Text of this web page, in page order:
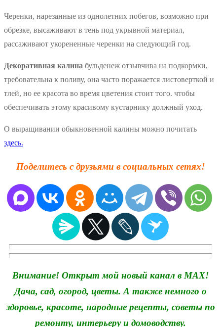
Черенки, нарезанные из однолетних побегов, возможно при
обрезке, высаживают в тень под укрывной материал,
рассаживают укорененные черенки на следующий год.
Декоративная калина бульденеж отзывчива на подкормки,
требовательна к поливу, она часто поражается листоверткой и
тлей, но ее красота во время цветения стоит того. чтобы
обеспечивать этому красивому кустарнику должный уход.
О выращивании обыкновенной калины можно почитать
здесь.
Поделитесь с друзьями в социальных сетях!
Внимание! Открыт мой новый канал в MAX!
Дача, сад, огород, цветы. А также немного о
здоровье, красоте, народные рецепты, советы по
ремонту, интерьеру и домоводству.